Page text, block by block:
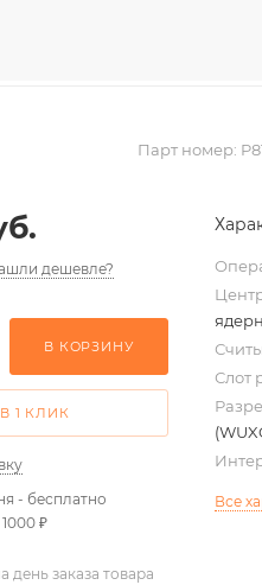
Парт номер:
дешевле?
В КОРЗИНУ
1 КЛИК
- бесплатно
₽
Слот
Все
день заказа товара